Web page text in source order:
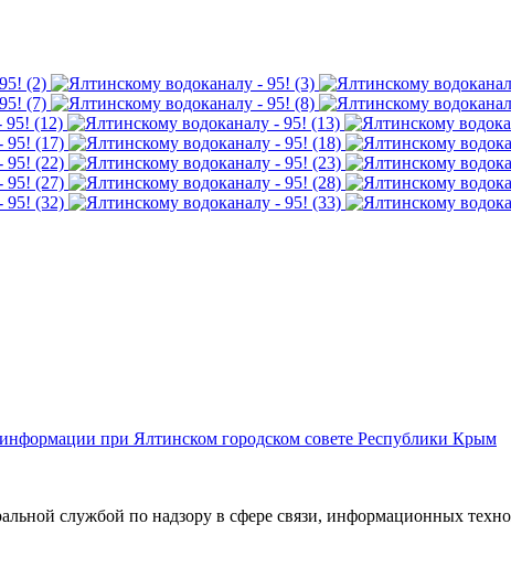
при Ялтинском городском совете Республики Крым
службой по надзору в сфере связи, информационных